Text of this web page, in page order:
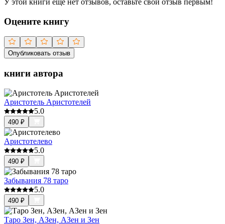
Оцените книгу
Опубликовать отзыв
книги автора
Аристотель Аристотелей
5.0
490 ₽
Аристотелево
5.0
490 ₽
Забывания 78 таро
5.0
490 ₽
Таро Зен, АЗен, АЗен и Зен